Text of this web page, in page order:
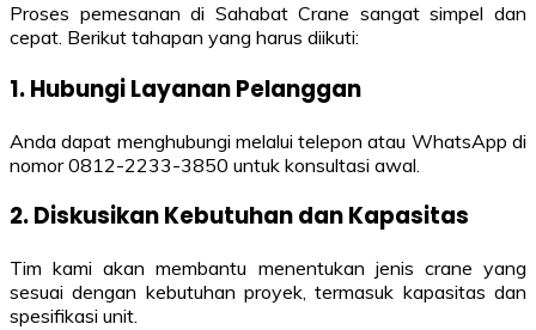
Proses pemesanan di Sahabat Crane sangat simpel dan
cepat. Berikut tahapan yang harus diikuti:
1. Hubungi Layanan Pelanggan
Anda dapat menghubungi melalui telepon atau WhatsApp di
nomor 0812-2233-3850 untuk konsultasi awal.
2. Diskusikan Kebutuhan dan Kapasitas
Tim kami akan membantu menentukan jenis crane yang
sesuai dengan kebutuhan proyek, termasuk kapasitas dan
spesifikasi unit.